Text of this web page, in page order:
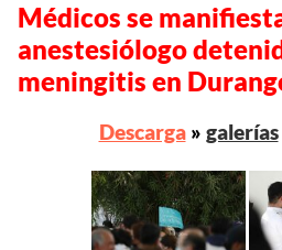
Médicos se
anestesiólogo
meningitis en
Descarga» galerías